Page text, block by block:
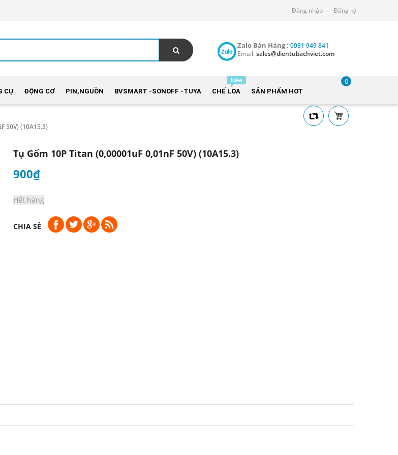
Đăng nhập Đăng ký
Zalo Bán Hàng : 0981 949 841
Email: sales@dientubachviet.com
CỤ ĐỘNG CƠ PIN,NGUỒN BVSMART -SONOFF -TUYA CHẾ LOA SẢN PHẨM HOT
0
50V) (10A15.3)
Tụ Gốm 10P Titan (0,00001uF 0,01nF 50V) (10A15.3)
900₫
Hết hàng
CHIA SẺ